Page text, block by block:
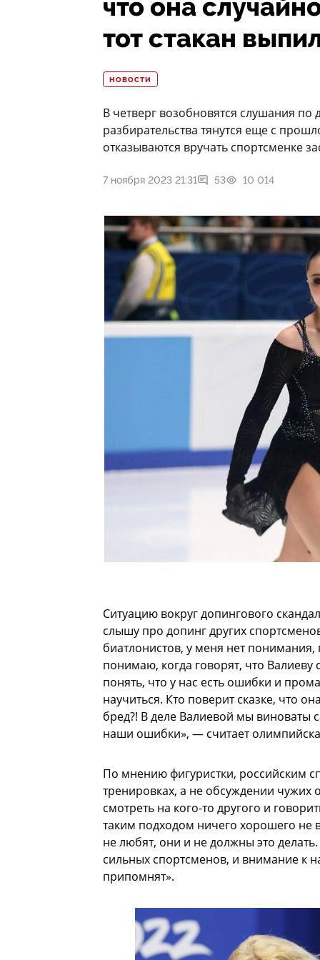
что она
тот стакан
НОВОСТИ
В четверг возобновятся слушания
разбирательства тянутся еще с
отказываются вручать спортсменке
7 ноября 2023 21:31 53 10 014
Ситуацию вокруг допингового
слышу про допинг других
биатлонистов, у меня нет
понимаю, когда говорят, что Валиеву
понять, что у нас есть ошибки и
научиться. Кто поверит сказке, что
бред?! В деле Валиевой мы виноваты
наши ошибки», — считает
По мнению фигуристки, российским
тренировках, а не обсуждении чужих
смотреть на кого-то другого и
таким подходом ничего хорошего не
не любят, они и не должны это
сильных спортсменов, и внимание к
припомнят».